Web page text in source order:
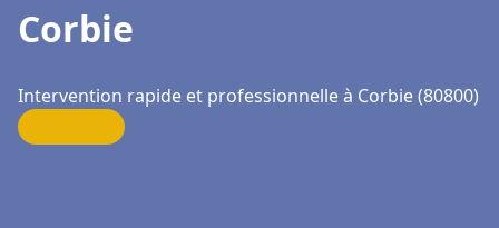
Corbie
Intervention rapide et professionnelle à Corbie (80800)